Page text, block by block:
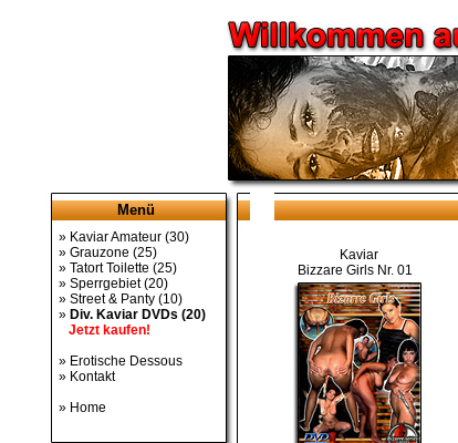
Menü
» Kaviar Amateur(30)
» Grauzone (25)
» Tatort Toilette (25)
» Sperrgebiet(20)
» Street & Panty(10)
» Div. Kaviar DVDs (20)
Jetzt kaufen!
» Erotische Dessous
» Kontakt
» Home
Kaviar
Bizzare Girls Nr. 01